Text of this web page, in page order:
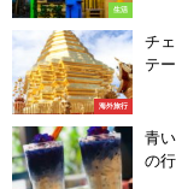
生活
海外旅行
チ
テ
青
の